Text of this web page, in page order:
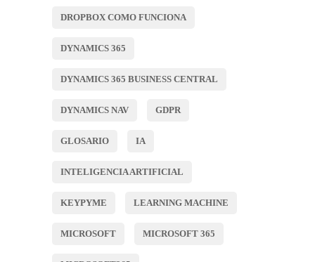
DROPBOX COMO FUNCIONA
DYNAMICS 365
DYNAMICS 365 BUSINESS CENTRAL
DYNAMICS NAV GDPR
GLOSARIO IA
INTELIGENCIA ARTIFICIAL
KEYPYME LEARNING MACHINE
MICROSOFT MICROSOFT 365